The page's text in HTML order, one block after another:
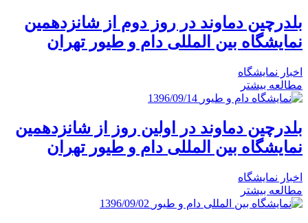
بلدرچین دماوند در روز دوم از شانزدهمین
نمایشگاه بین المللی دام و طیور تهران
اخبار نمایشگاه
مطالعه بیشتر
1396/09/14
بلدرچین دماوند در اولین روز از شانزدهمین
نمایشگاه بین المللی دام و طیور تهران
اخبار نمایشگاه
مطالعه بیشتر
1396/09/02